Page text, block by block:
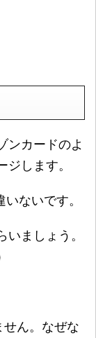
ンカードのよ
します。
ないです。
ましょう。
ん。なぜな